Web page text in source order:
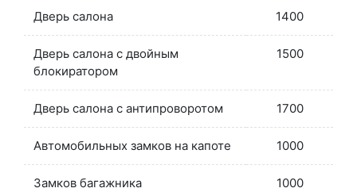
Дверь салона 1400
Дверь салона с двойным
блокиратором
1500
Дверь салона с антипроворотом 1700
Автомобильных замков на капоте 1000
Замков багажника 1000